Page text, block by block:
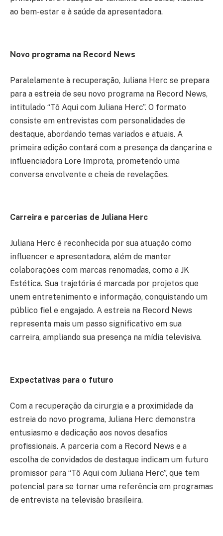
ao bem-estar e à saúde da apresentadora.
Novo programa na Record News
Paralelamente à recuperação, Juliana Herc se prepara
para a estreia de seu novo programa na Record News,
intitulado “Tô Aqui com Juliana Herc”. O formato
consiste em entrevistas com personalidades de
destaque, abordando temas variados e atuais. A
primeira edição contará com a presença da dançarina e
influenciadora Lore Improta, prometendo uma
conversa envolvente e cheia de revelações.
Carreira e parcerias de Juliana Herc
Juliana Herc é reconhecida por sua atuação como
influencer e apresentadora, além de manter
colaborações com marcas renomadas, como a JK
Estética. Sua trajetória é marcada por projetos que
unem entretenimento e informação, conquistando um
público fiel e engajado. A estreia na Record News
representa mais um passo significativo em sua
carreira, ampliando sua presença na mídia televisiva.
Expectativas para o futuro
Com a recuperação da cirurgia e a proximidade da
estreia do novo programa, Juliana Herc demonstra
entusiasmo e dedicação aos novos desafios
profissionais. A parceria com a Record News e a
escolha de convidados de destaque indicam um futuro
promissor para “Tô Aqui com Juliana Herc”, que tem
potencial para se tornar uma referência em programas
de entrevista na televisão brasileira.